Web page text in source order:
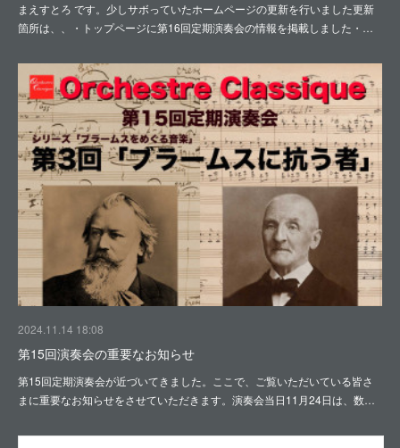
まえすとろ です。少しサボっていたホームページの更新を行いました更新
箇所は、、・トップページに第16回定期演奏会の情報を掲載しました・…
2024.11.14 18:08
第15回演奏会の重要なお知らせ
第15回定期演奏会が近づいてきました。ここで、ご覧いただいている皆さ
まに重要なお知らせをさせていただきます。演奏会当日11月24日は、数…